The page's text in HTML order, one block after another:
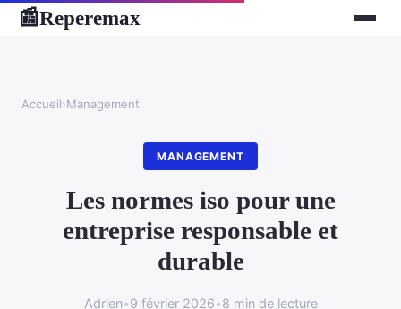
📰Reperemax
Accueil›Management
MANAGEMENT
Les normes iso pour une
entreprise responsable et
durable
Adrien•9 février 2026•8 min de lecture